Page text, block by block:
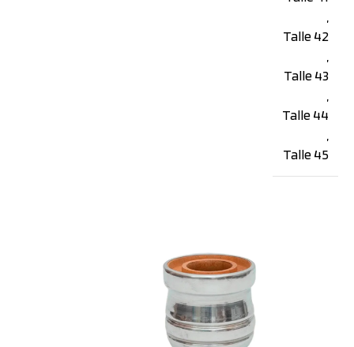
Talle 42
Talle 43
Talle 44
Talle 45